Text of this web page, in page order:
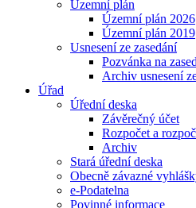
Územní plán
Územní plán 2026
Územní plán 2019
Usnesení ze zasedání
Pozvánka na
Archiv usnesení
Úřad
Úřední deska
Závěrečný účet
Rozpočet a
Archiv
Stará úřední deska
Obecně závazné
e-Podatelna
Povinné informace